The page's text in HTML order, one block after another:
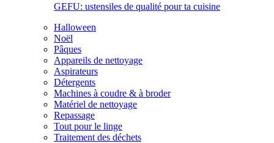
GEFU: ustensiles de qualité pour ta cuisine
Halloween
Noël
Pâques
Appareils de nettoyage
Aspirateurs
Détergents
Machines à coudre & à broder
Matériel de nettoyage
Repassage
Tout pour le linge
Traitement des déchets